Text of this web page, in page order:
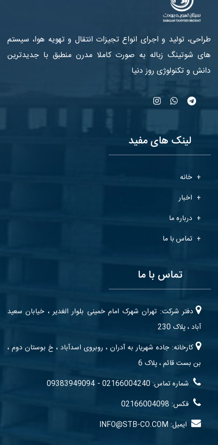
طراحی، تولید و اجرای انواع تجیزات انتقال و تهویه هوا، سیستم
های شوتینگ زباله به صورت کاملا مدرن منطبق با جدیدترین
دانش و تکنولوژی روز دنیا
لینک های مفید
خانه
اخبار
درباره ما
تماس با ما
تماس با ما
دفتر شرکت: تهران شهرک امام خمینی بلوار الغدیر ، خیابان سعید
آباد ، پلاک 230
کارخانه: جاده شهریار به آدران ، روبروی اسدآباد ، خ بوستان دوم ،
بن بست قائم ، پلاک 6
شماره تماس: 02166004240
-
09383949094
فکس: 02166004098
ایمیل: INFO@STB-CO.COM